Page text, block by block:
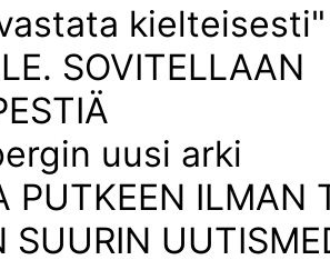
kielteisesti"
SOVITELLAAN
uusi arki
PUTKEEN ILMAN
SUURIN